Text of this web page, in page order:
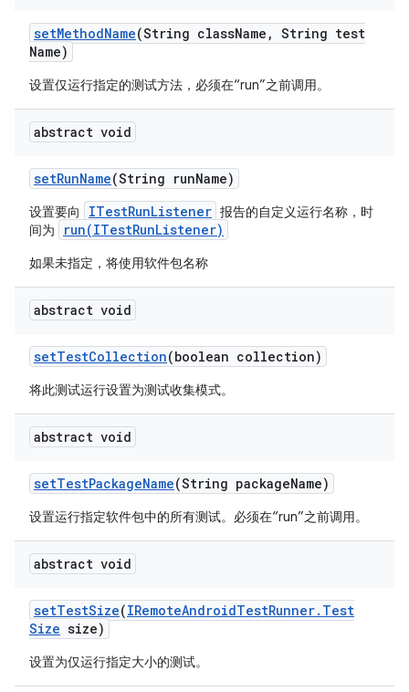
setMethodName(String className , String test
Name)
设置仅运行指定的测试方法，必须在“run”之前调用。
abstract void
setRunName(String runName)
设置要向 ITestRunListener 报告的自定义运行名称，时
间为
run(ITestRunListener)
如果未指定，将使用软件包名称
abstract void
setTestCollection(boolean collection)
将此测试运行设置为测试收集模式。
abstract void
setTestPackageName(String packageName)
设置运行指定软件包中的所有测试。必须在“run”之前调用。
abstract void
setTestSize(IRemoteAndroidTestRunner. Test
Size size)
设置为仅运行指定大小的测试。